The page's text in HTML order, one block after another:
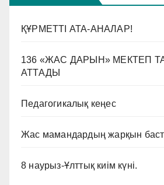
ҚҰРМЕТТІ АТА-АНАЛАР!
136 «ЖАС ДАРЫН» МЕКТЕП
АТТАДЫ
Педагогикалық кеңес
Жас мамандардың жарқын
8 наурыз-Ұлттық киім күні.